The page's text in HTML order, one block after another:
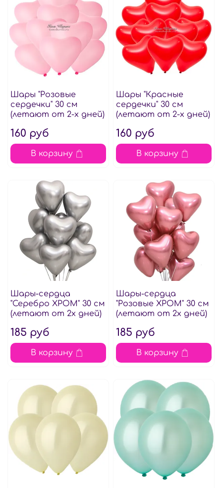
Шары "Розовые
сердечки" 30 см
(летают от 2-х дней)
160 руб
В корзину
Шары "Красные
сердечки" 30 см
(летают от 2-х дней)
160 руб
В корзину
Шары-сердца
"Серебро ХРОМ" 30 см
(летают от 2х дней)
185 руб
В корзину
Шары-сердца
"Розовые ХРОМ" 30 см
(летают от 2х дней)
185 руб
В корзину